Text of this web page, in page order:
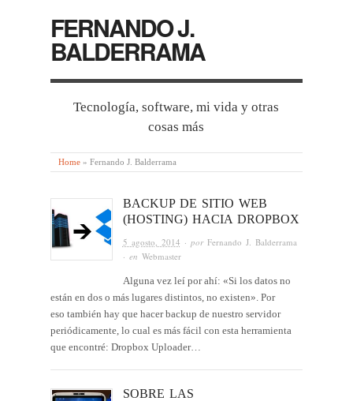
FERNANDO J.
BALDERRAMA
Tecnología, software, mi vida y otras
cosas más
Home » Fernando J. Balderrama
BACKUP DE SITIO WEB
(HOSTING) HACIA DROPBOX
5 agosto, 2014 · por Fernando J. Balderrama
· en Webmaster
Alguna vez leí por ahí: «Si los datos no
están en dos o más lugares distintos, no existen». Por
eso también hay que hacer backup de nuestro servidor
periódicamente, lo cual es más fácil con esta herramienta
que encontré: Dropbox Uploader…
SOBRE LAS